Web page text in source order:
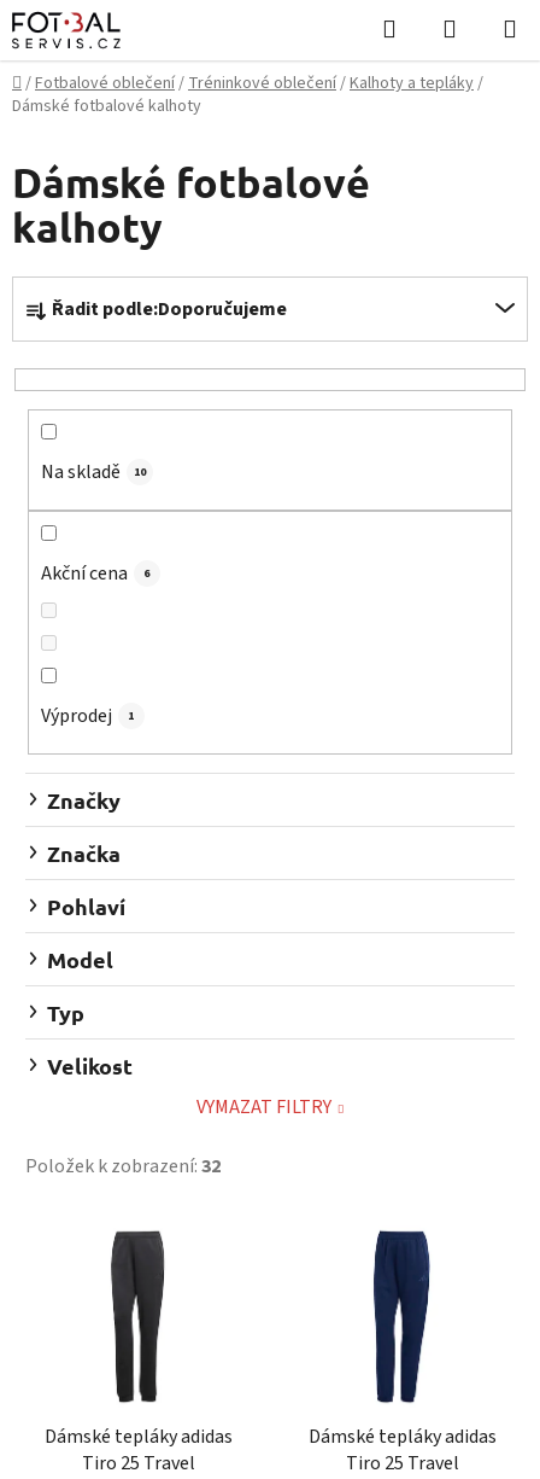
Přejít
na
obsah
Hledat
KOŠÍK
Domů
/Fotbalové oblečení/Tréninkové oblečení/Kalhoty a tepláky/
Dámské fotbalové kalhoty
Dámské fotbalové
kalhoty
Ř
z
e
Řadit podle:Doporučujeme
Na skladě 10
Akční cena 6
Výprodej 1
Značky
Značka
Pohlaví
Model
Typ
Velikost
VYMAZAT FILTRY
Položek k zobrazení:32
Dámské tepláky adidas
Tiro 25 Travel
Dámské tepláky adidas
Tiro 25 Travel